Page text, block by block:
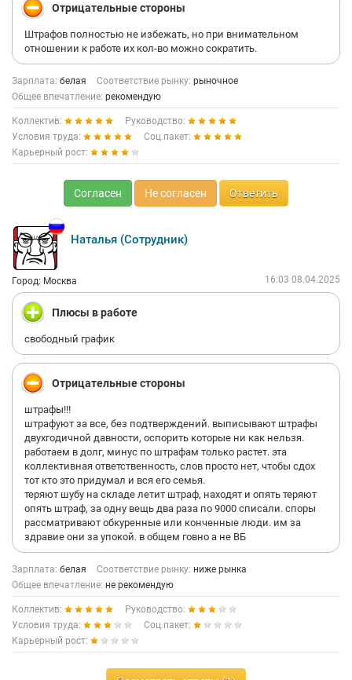
Отрицательные стороны
Штрафов полностью не избежать, но при внимательном
отношении к работе их кол-во можно сократить.
Зарплата: белая Соответствие рынку: рыночное
Общее впечатление: рекомендую
Коллектив:
Руководство:
Условия труда:
Соц.пакет:
Карьерный рост:
Согласен Не согласен Ответить
Наталья (Сотрудник)
Город: Москва 16:03 08.04.2025
Плюсы в работе
свободный график
Отрицательные стороны
штрафы!!!
штрафуют за все, без подтверждений. выписывают штрафы
двухгодичной давности, оспорить которые ни как нельзя.
работаем в долг, минус по штрафам только растет. эта
коллективная ответственность, слов просто нет, чтобы сдох
тот кто это придумал и вся его семья.
теряют шубу на складе летит штраф, находят и опять теряют
опять штраф, за одну вещь два раза по 9000 списали. споры
рассматривают обкуренные или конченные люди. им за
здравие они за упокой. в общем говно а не ВБ
Зарплата: белая Соответствие рынку: ниже рынка
Общее впечатление: не рекомендую
Коллектив:
Руководство:
Условия труда:
Соц.пакет:
Карьерный рост: